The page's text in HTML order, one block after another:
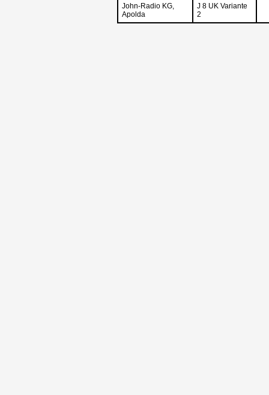
John-Radio KG,
Apolda
J 8 UK Variante
2